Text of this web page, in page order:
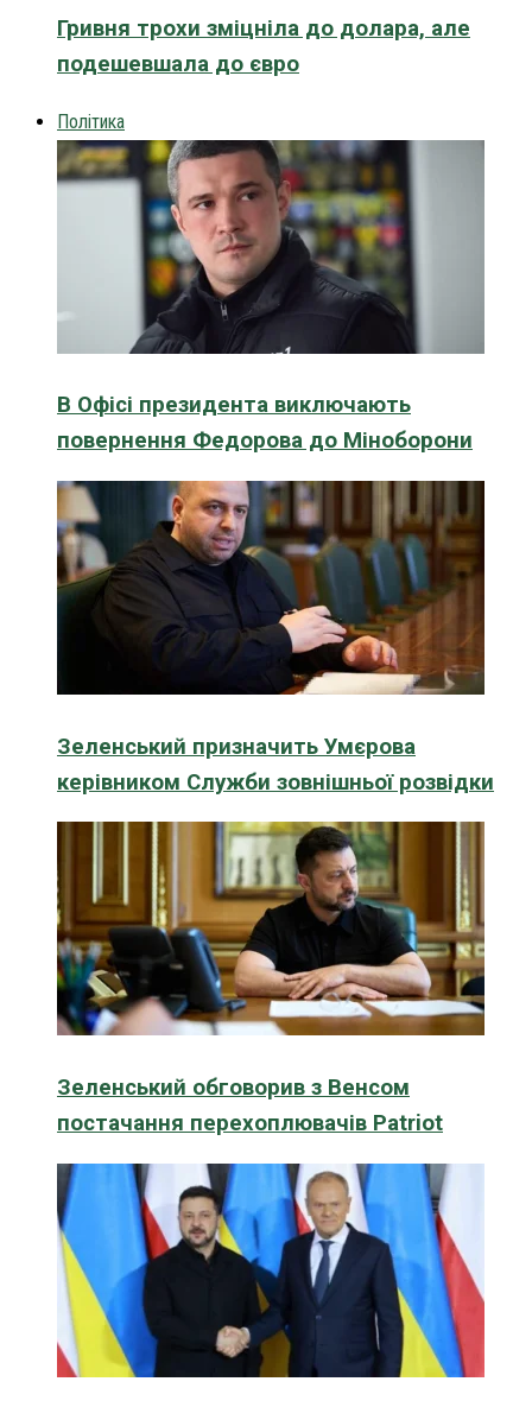
Гривня трохи зміцніла до долара, але
подешевшала до євро
Політика
В Офісі президента виключають
повернення Федорова до Міноборони
Зеленський призначить Умєрова
керівником Служби зовнішньої розвідки
Зеленський обговорив з Венсом
постачання перехоплювачів Patriot